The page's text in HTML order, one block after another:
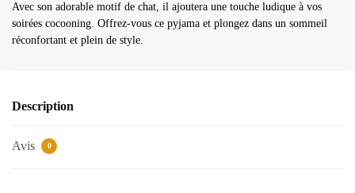
Avec son adorable motif de chat, il ajoutera une touche ludique à vos
soirées cocooning. Offrez-vous ce pyjama et plongez dans un sommeil
réconfortant et plein de style.
Description
Avis 0